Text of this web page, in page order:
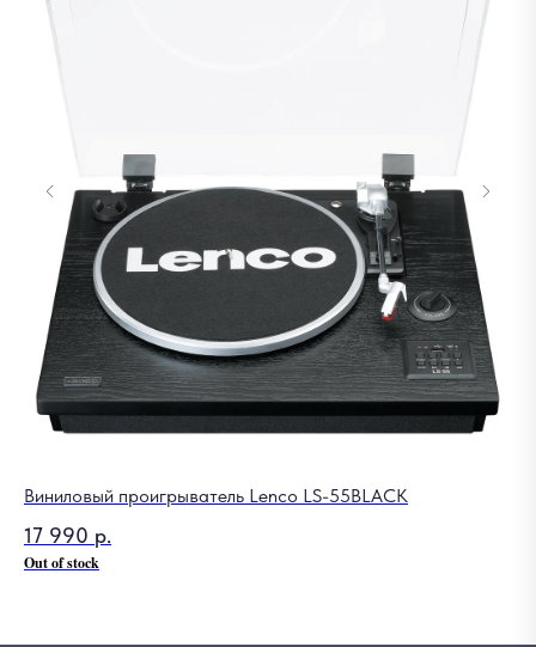
Виниловый проигрыватель Lenco LS-55BLACK
17 990 р.
Out of stock